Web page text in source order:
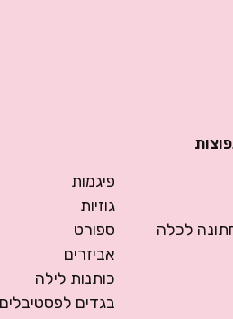
לכלה
פיגמות
גוזיות
ספורט
אביזרים
כותנות לילה
בגדים לפסטיבלים